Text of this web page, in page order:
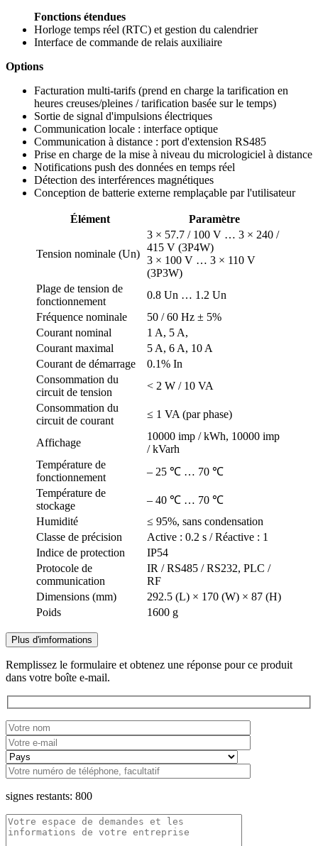
Fonctions étendues
Horloge temps réel (RTC) et gestion du calendrier
Interface de commande de relais auxiliaire
Options
Facturation multi-tarifs (prend en charge la tarification en
heures creuses/pleines / tarification basée sur le temps)
Sortie de signal d'impulsions électriques
Communication locale : interface optique
Communication à distance : port d'extension RS485
Prise en charge de la mise à niveau du micrologiciel à distance
Notifications push des données en temps réel
Détection des interférences magnétiques
Conception de batterie externe remplaçable par l'utilisateur
Élément Paramètre
Tension nominale (Un)
3 × 57.7 / 100 V … 3 × 240 /
415 V (3P4W)
3 × 100 V … 3 × 110 V
(3P3W)
Plage de tension de
fonctionnement
0.8 Un … 1.2 Un
Fréquence nominale
50 / 60 Hz ± 5%
Courant nominal
1 A, 5 A,
Courant maximal
5 A, 6 A, 10 A
Courant de démarrage
0.1% In
Consommation du
circuit de tension
< 2 W / 10 VA
Consommation du
circuit de courant
≤ 1 VA (par phase)
Affichage
10000 imp / kWh, 10000 imp
/ kVarh
Température de
fonctionnement
– 25 ℃ … 70 ℃
Température de
stockage
– 40 ℃ … 70 ℃
Humidité
≤ 95%, sans condensation
Classe de précision
Active : 0.2 s / Réactive : 1
Indice de protection
IP54
Protocole de
communication
IR / RS485 / RS232, PLC /
RF
Dimensions (mm)
292.5 (L) × 170 (W) × 87 (H)
Poids
1600 g
Plus d'imformations
Remplissez le formulaire et obtenez une réponse pour ce produit
dans votre boîte e-mail.
signes restants: 800